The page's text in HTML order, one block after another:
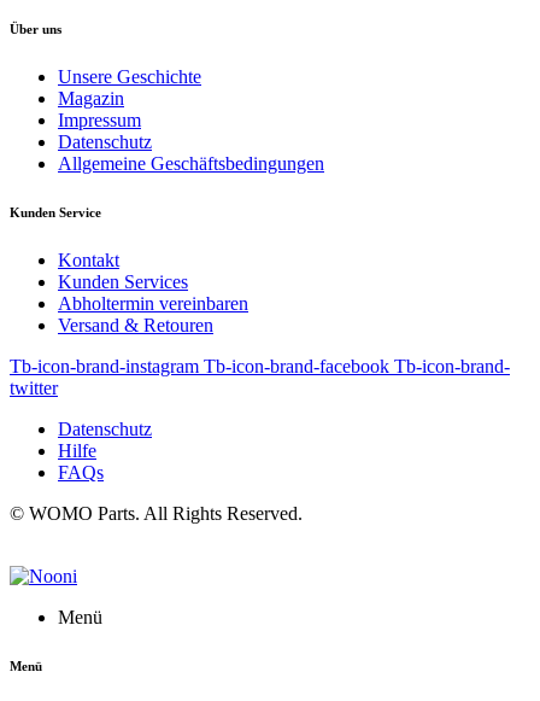
Über uns
Unsere Geschichte
Magazin
Impressum
Datenschutz
Allgemeine Geschäftsbedingungen
Kunden Service
Kontakt
Kunden Services
Abholtermin vereinbaren
Versand & Retouren
Tb-icon-brand-instagram Tb-icon-brand-facebook Tb-icon-brand-
twitter
Datenschutz
Hilfe
FAQs
© WOMO Parts. All Rights Reserved.
Menü
Menü